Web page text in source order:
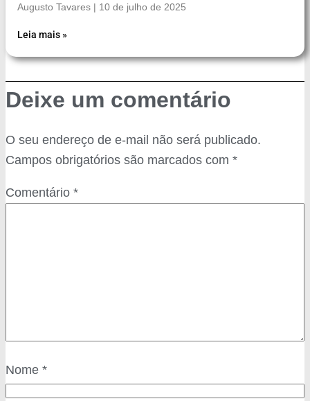
Augusto Tavares 10 de julho de 2025
Leia mais »
Deixe um comentário
O seu endereço de e-mail não será publicado.
Campos obrigatórios são marcados com *
Comentário *
Nome *